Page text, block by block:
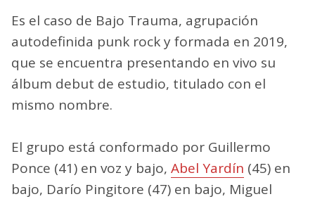
Es el caso de Bajo Trauma, agrupación
autodefinida punk rock y formada en 2019,
que se encuentra presentando en vivo su
álbum debut de estudio, titulado con el
mismo nombre.
El grupo está conformado por Guillermo
Ponce (41) en voz y bajo, Abel Yardín (45) en
bajo, Darío Pingitore (47) en bajo, Miguel